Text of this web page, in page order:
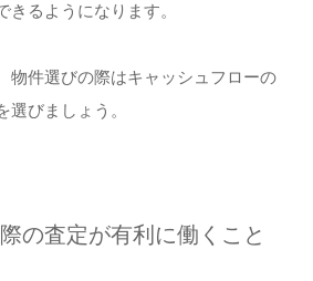
るようになります。
物件選びの際はキャッシュフローの
びましょう。
の査定が有利に働くこと